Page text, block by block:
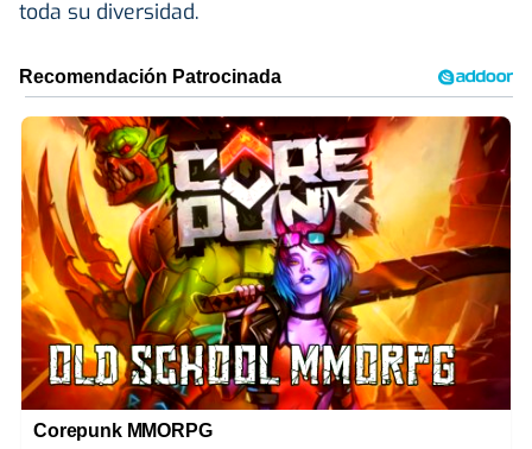
toda su diversidad.
Corepunk MMORPG